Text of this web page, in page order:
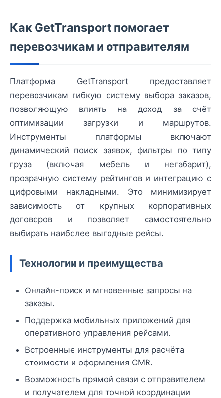
Как GetTransport помогает
перевозчикам и отправителям
Платформа GetTransport предоставляет
перевозчикам гибкую систему выбора заказов,
позволяющую влиять на доход за счёт
оптимизации загрузки и маршрутов.
Инструменты платформы включают
динамический поиск заявок, фильтры по типу
груза (включая мебель и негабарит),
прозрачную систему рейтингов и интеграцию с
цифровыми накладными. Это минимизирует
зависимость от крупных корпоративных
договоров и позволяет самостоятельно
выбирать наиболее выгодные рейсы.
Технологии и преимущества
Онлайн-поиск и мгновенные запросы на
заказы.
Поддержка мобильных приложений для
оперативного управления рейсами.
Встроенные инструменты для расчёта
стоимости и оформления CMR.
Возможность прямой связи с отправителем
и получателем для точной координации